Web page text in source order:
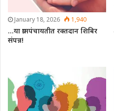
January 18, 2026 1,940
…या ग्रामपंचायतीत रक्तदान शिबिर
संपन्न!